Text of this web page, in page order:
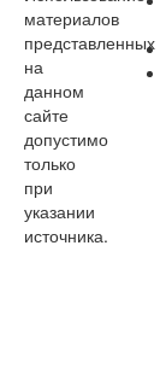
материалов
представленных
на
данном
сайте
допустимо
только
при
указании
источника.